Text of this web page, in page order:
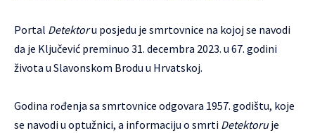
Portal Detektoru posjedu je smrtovnice na kojoj se navodi
da je Ključević preminuo 31. decembra 2023. u 67. godini
života u Slavonskom Brodu u Hrvatskoj.
Godina rođenja sa smrtovnice odgovara 1957. godištu, koje
se navodi u optužnici, a informaciju o smrti Detektoruje